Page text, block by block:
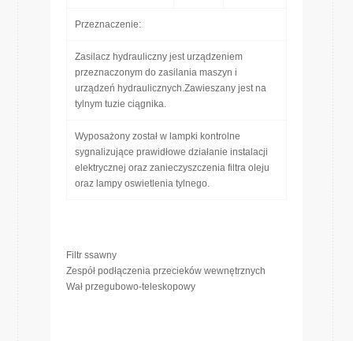
Przeznaczenie:
Zasilacz hydrauliczny jest urządzeniem
przeznaczonym do zasilania maszyn i
urządzeń hydraulicznych.Zawieszany jest na
tylnym tuzie ciągnika.
Wyposażony został w lampki kontrolne
sygnalizujące prawidłowe działanie instalacji
elektrycznej oraz zanieczyszczenia filtra oleju
oraz lampy oswietlenia tylnego.
Filtr ssawny
Zespół podłączenia przecieków wewnętrznych
Wał przegubowo-teleskopowy